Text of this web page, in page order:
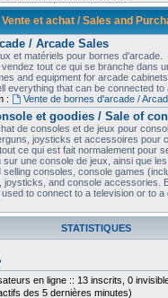
Vente et achat / Sales and
/ Arcade Sales
et matériels pour bornes d'arcade.
tout ce qui se branche dans
and equipment for arcade cabinets.
everything that can be connected to
:
Vente de bornes d'arcade /
et goodies / Sale of
de consoles et de jeux pour
joysticks et accessoires pour
ce qui est fait normalement pour
sur une console de jeux, ainsi que les
selling consoles, console games
joysticks, and console accessories.
to connect to a television or to a
STATISTIQUES
en ligne :: 13 inscrits, 0
des 5 dernières minutes)